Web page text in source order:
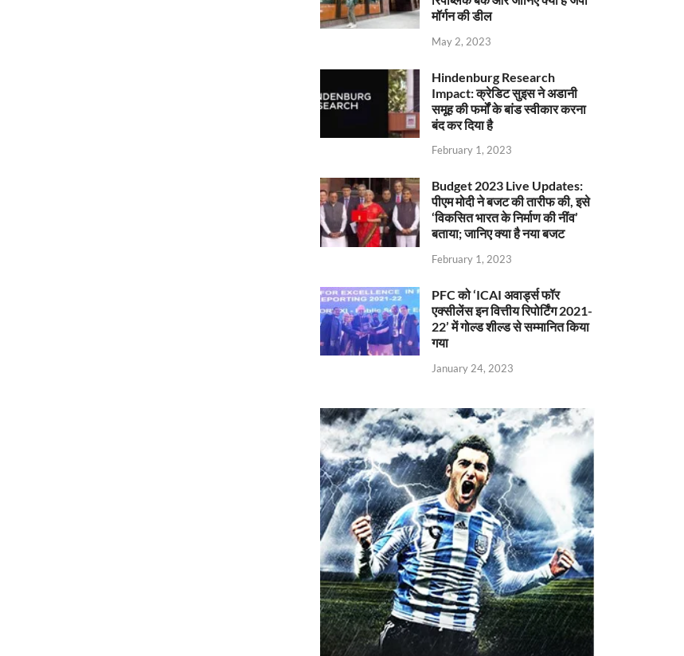
मॉर्गन की डील
May 2, 2023
Hindenburg Research
Impact: क्रेडिट सुइस ने अडानी
समूह की फर्मों के बांड स्वीकार करना
बंद कर दिया है
February 1, 2023
Budget 2023 Live Updates:
पीएम मोदी ने बजट की तारीफ की, इसे
‘विकसित भारत के निर्माण की नींव’
बताया; जानिए क्या है नया बजट
February 1, 2023
PFC को ‘ICAI अवार्ड्स फॉर
एक्सीलेंस इन वित्तीय रिपोर्टिंग 2021-
22’ में गोल्ड शील्ड से सम्मानित किया
गया
January 24, 2023